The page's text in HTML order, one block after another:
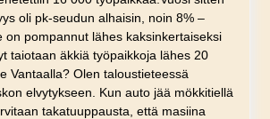
oli pk-seudun alhaisin, noin 8% –
on pompannut lähes kaksinkertaiseksi
taiotaan äkkiä työpaikkoja lähes 20
Vantaalla? Olen taloustieteessä
elvytykseen. Kun auto jää mökkitiellä
takatuuppausta, että masiina